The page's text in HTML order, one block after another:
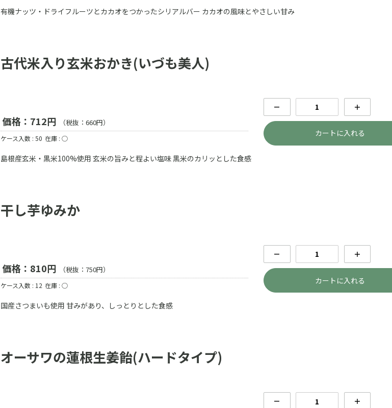
有機ナッツ・ドライフルーツとカカオをつかったシリアルバー カカオの風味とやさしい甘み
古代米入り玄米おかき(いづも美人)
価格：712円 （税抜：660円）
ケース入数 : 50 在庫 : ○
－ ＋
カートに入れる
島根産玄米・黒米100%使用 玄米の旨みと程よい塩味 黒米のカリッとした食感
干し芋ゆみか
価格：810円 （税抜：750円）
ケース入数 : 12 在庫 : ○
－ ＋
カートに入れる
国産さつまいも使用 甘みがあり、しっとりとした食感
オーサワの蓮根生姜飴(ハードタイプ)
－ ＋